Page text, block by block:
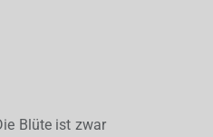
Blüte ist zwar